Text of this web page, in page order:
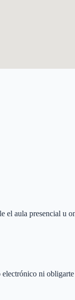
el aula presencial u
ni